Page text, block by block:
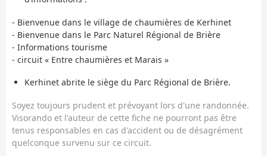
- Bienvenue dans le village de chaumières de Kerhinet
- Bienvenue dans le Parc Naturel Régional de Brière
- Informations tourisme
- circuit « Entre chaumières et Marais »
Kerhinet abrite le siège du Parc Régional de Brière.
Soyez toujours prudent et prévoyant lors d'une randonnée.
Visorando et l'auteur de cette fiche ne pourront pas être
tenus responsables en cas d'accident ou de désagrément
quelconque survenu sur ce circuit.